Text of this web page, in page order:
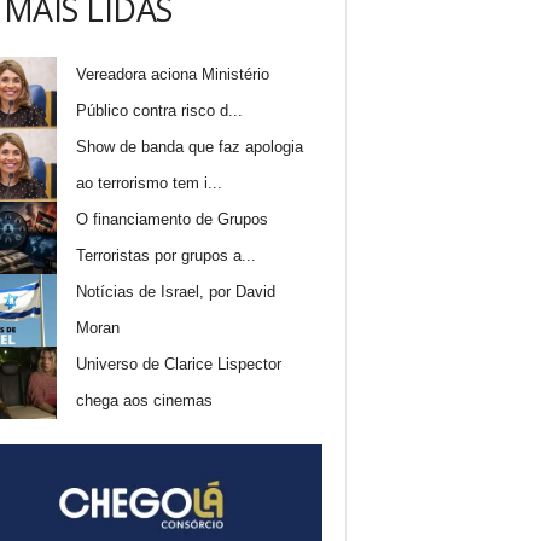
LIDAS
Vereadora aciona Ministério
Público contra risco d...
Show de banda que faz apologia
ao terrorismo tem i...
O financiamento de Grupos
Terroristas por grupos a...
Notícias de Israel, por David
Moran
Universo de Clarice Lispector
chega aos cinemas